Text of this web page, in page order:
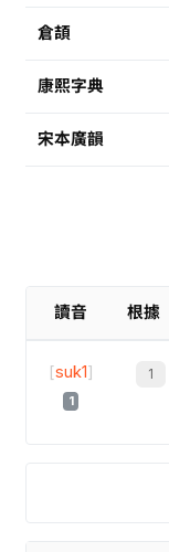
倉頡
康熙字典
宋本廣韻
讀音 根據
[suk1]
1